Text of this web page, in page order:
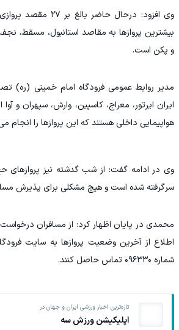
وی افزود: درحال حاضر
بیشترین پرواز‌ها به مقاصد استانبول، مسقط،
و پکن است.
مدیر روابط عمومی فرودگاه امام خمینی (ره)
ایران ایرتور، معراج، کاسپین، وارش، سپهران و
هواپیمایی داخلی هستند که این پرواز‌ها را انجام
وی در ادامه گفت: از شب گدشته نیز پرواز‌های
سرگرفته شده است و هیچ مشکلی برای پذیرش
محمدی در پایان اظهار کرد: از مسافران
اطلاع از آخرین وضعیت پرواز‌ها به سایت
شماره ۰۹۶۳۳۰ تماس حاصل کنند.
تازه‌ترین اخبار ورزشی ایران و جهان در
اپلیکیشن ورزش سه